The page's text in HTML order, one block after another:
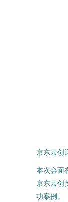
京东云创
本次会面
京东云创
功案例。